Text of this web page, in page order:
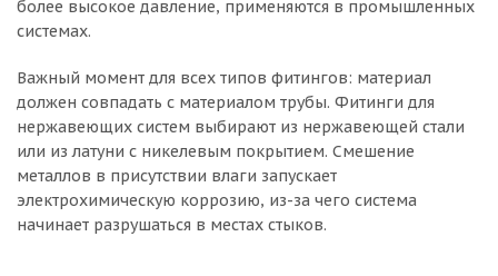
более высокое давление, применяются в промышленных
системах.
Важный момент для всех типов фитингов: материал
должен совпадать с материалом трубы. Фитинги для
нержавеющих систем выбирают из нержавеющей стали
или из латуни с никелевым покрытием. Смешение
металлов в присутствии влаги запускает
электрохимическую коррозию, из-за чего система
начинает разрушаться в местах стыков.